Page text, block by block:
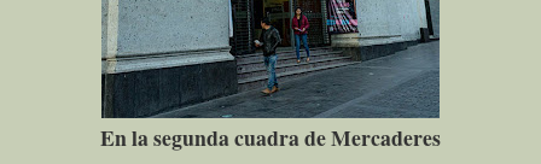
En la segunda cuadra de Mercaderes